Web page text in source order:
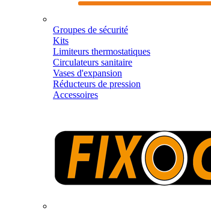
Groupes de sécurité
Kits
Limiteurs thermostatiques
Circulateurs sanitaire
Vases d'expansion
Réducteurs de pression
Accessoires